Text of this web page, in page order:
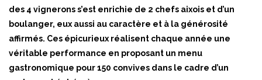
des 4 vignerons s’est enrichie de 2 chefs aixois et d’un
boulanger, eux aussi au caractère et à la générosité
affirmés. Ces épicurieux réalisent chaque année une
véritable performance en proposant un menu
gastronomique pour 150 convives dans le cadre d’un